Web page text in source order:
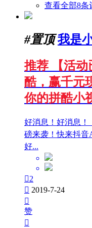
查看全部8条
#置顶 我是
推荐 【活
酷，赢千元
你的拼酷小
好消息！好消息！
磅来袭！快来抖音
好...
2
 2019-7-24

赞
